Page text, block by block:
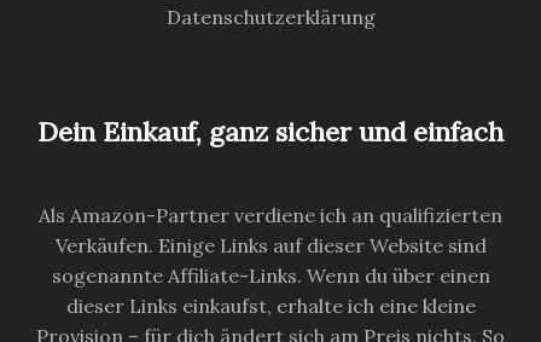
Datenschutzerklärung
Dein Einkauf, ganz sicher und einfach
Als Amazon-Partner verdiene ich an qualifizierten
Verkäufen. Einige Links auf dieser Website sind
sogenannte Affiliate-Links. Wenn du über einen
dieser Links einkaufst, erhalte ich eine kleine
Provision – für dich ändert sich am Preis nichts. So